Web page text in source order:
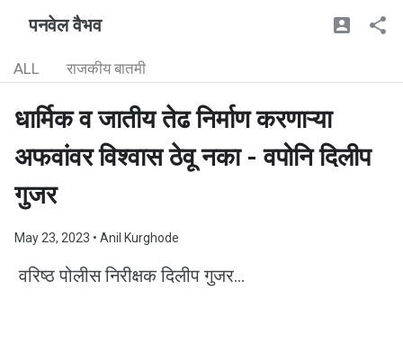
पनवेल वैभव
ALL राजकीय बातमी
धार्मिक व जातीय तेढ निर्माण करणाऱ्या
अफवांवर विश्वास ठेवू नका - वपोनि दिलीप
गुजर
May 23, 2023 • Anil Kurghode
वरिष्ठ पोलीस निरीक्षक दिलीप गुजर...